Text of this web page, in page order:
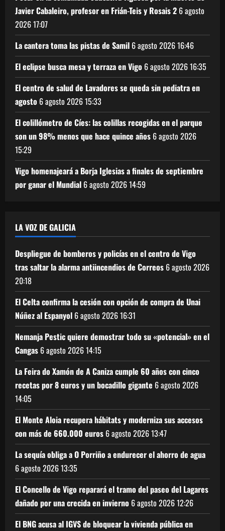
Javier Cabaleiro, profesor en Frián-Teis y Rosais 2 6 agosto
202617:07
La cantera toma las pistas de Samil 6 agosto 202616:46
El eclipse busca mesa y terraza en Vigo 6 agosto 202616:35
El centro de salud de Lavadores se queda sin pediatra en
agosto 6 agosto 202615:33
El colillómetro de Cíes: las colillas recogidas en el parque
son un 98% menos que hace quince años 6 agosto 2026
15:29
Vigo homenajeará a Borja Iglesias a finales de septiembre
por ganar el Mundial 6 agosto 202614:59
LA VOZ DE GALICIA
Despliegue de bomberos y policías en el centro de Vigo
tras saltar la alarma antiincendios de Correos 6 agosto 2026
20:18
El Celta confirma la cesión con opción de compra de Unai
Núñez al Espanyol 6 agosto 202616:31
Nemanja Pestic quiere demostrar todo su «potencial» en el
Cangas 6 agosto 202614:15
La Feira do Xamón de A Caniza cumple 60 años con cinco
recetas por 8 euros y un bocadillo gigante 6 agosto 2026
14:05
El Monte Aloia recupera hábitats y moderniza sus accesos
con más de 660.000 euros 6 agosto 202613:47
La sequía obliga a O Porriño a endurecer el ahorro de agua
6 agosto 202613:35
El Concello de Vigo reparará el tramo del paseo del Lagares
dañado por una crecida en invierno 6 agosto 202612:26
El BNG acusa al IGVS de bloquear la vivienda pública en